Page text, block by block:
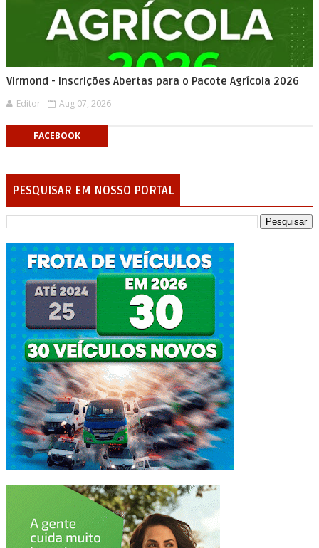
Virmond - Inscrições Abertas para o Pacote Agrícola 2026
Editor Aug 07, 2026
FACEBOOK
PESQUISAR EM NOSSO PORTAL